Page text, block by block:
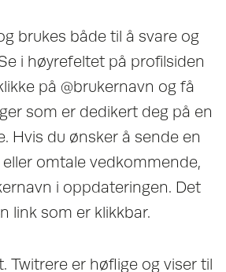
brukes både til å svare og
i høyrefeltet på profilsiden
på @brukernavn og få
som er dedikert deg på en
Hvis du ønsker å sende en
omtale vedkommende,
i oppdateringen. Det
link som er klikkbar.
Twitrere er høflige og viser til